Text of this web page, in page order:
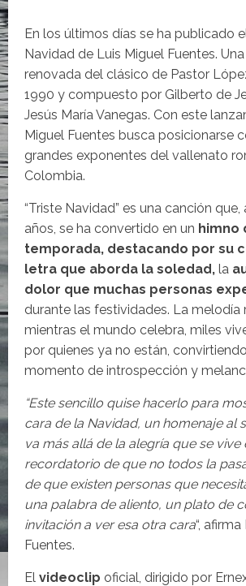
En los últimos días se ha publicado
Navidad de Luis Miguel Fuentes.
renovada del clásico de Pastor
1990 y compuesto por Gilberto de
Jesús María Vanegas. Con este
Miguel Fuentes busca posicionarse
grandes exponentes del vallenato
Colombia.
“Triste Navidad” es una canción
años, se ha convertido en un himno
temporada, destacando por su
letra que aborda la soledad, la
dolor que muchas personas
durante las festividades. La melodía
mientras el mundo celebra, miles
por quienes ya no están,
momento de introspección y
“Este sencillo quise hacerlo para
cara de la Navidad, un homenaje al
va más allá de la alegría que se vive
recordatorio de que no todos la
de que existen personas que
una palabra de aliento, un plato de
invitación a ver esa otra cara“,
Fuentes.
El videoclip oficial, dirigido por